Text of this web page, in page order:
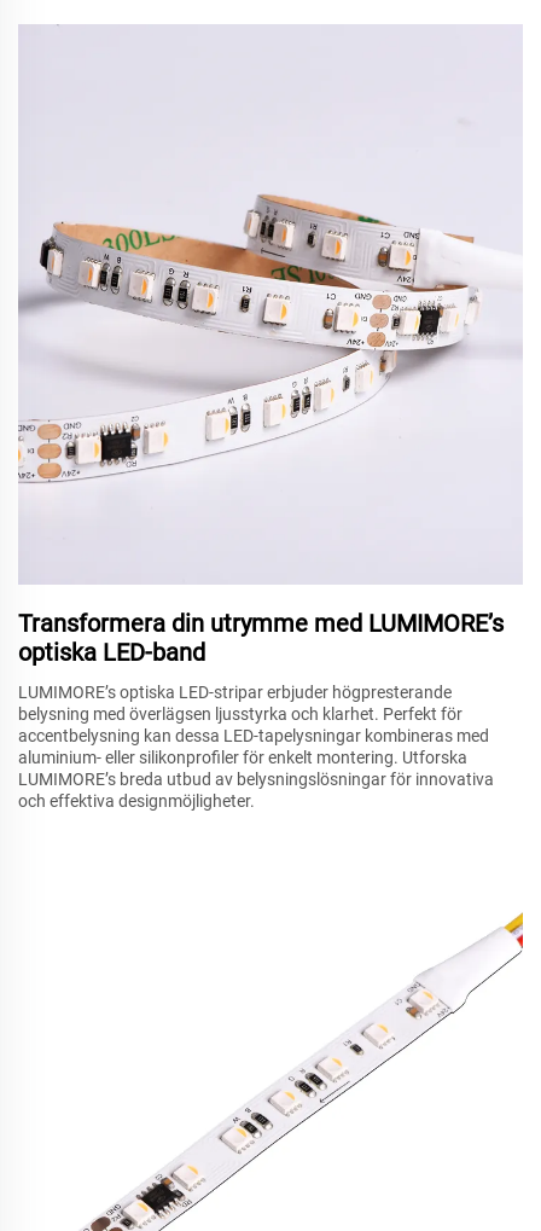
Transformera din utrymme med LUMIMORE’s
optiska LED-band
LUMIMORE’s optiska LED-stripar erbjuder högpresterande
belysning med överlägsen ljusstyrka och klarhet. Perfekt för
accentbelysning kan dessa LED-tapelysningar kombineras med
aluminium- eller silikonprofiler för enkelt montering. Utforska
LUMIMORE’s breda utbud av belysningslösningar för innovativa
och effektiva designmöjligheter.